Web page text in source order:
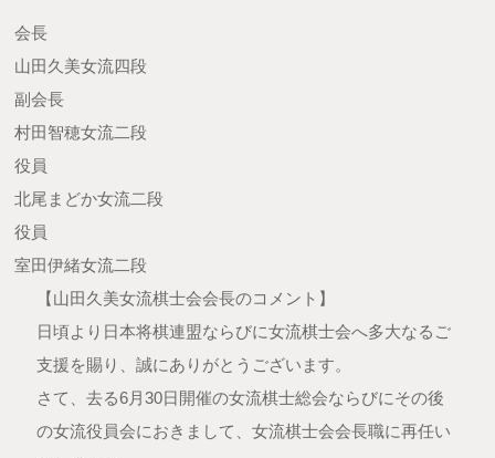
会長
山田久美女流四段
副会長
村田智穂女流二段
役員
北尾まどか女流二段
役員
室田伊緒女流二段
【山田久美女流棋士会会長のコメント】
日頃より日本将棋連盟ならびに女流棋士会へ多大なるご
支援を賜り、誠にありがとうございます。
さて、去る6月30日開催の女流棋士総会ならびにその後
の女流役員会におきまして、女流棋士会会長職に再任い